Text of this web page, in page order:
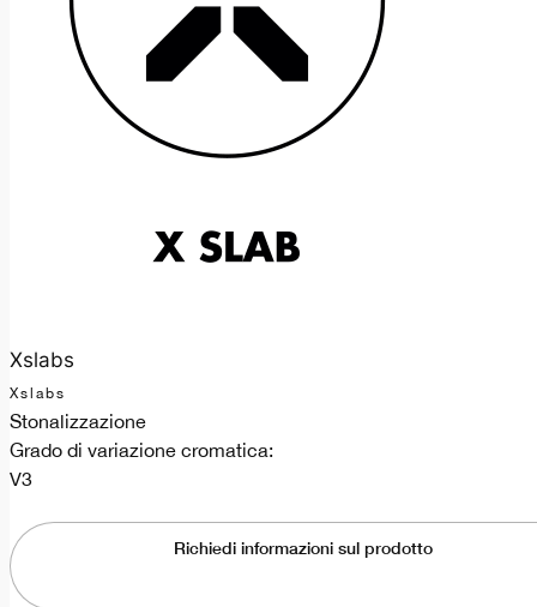
Xslabs
Xslabs
Stonalizzazione
Grado di variazione cromatica:
V3
Richiedi informazioni sul prodotto